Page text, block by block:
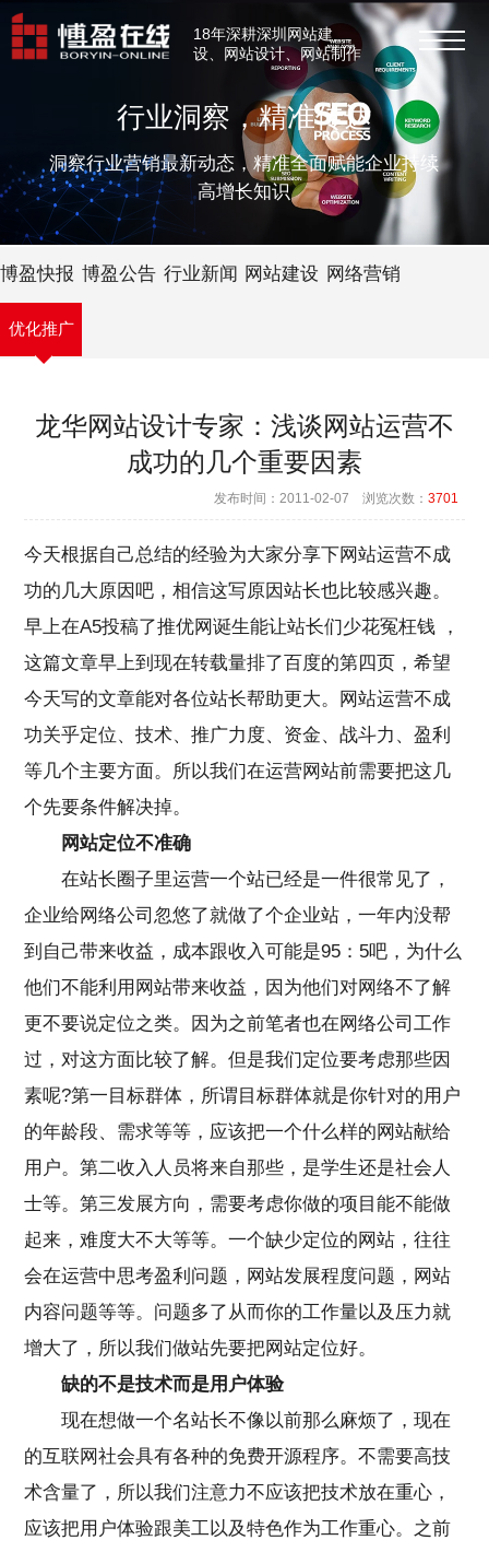
18年深耕深圳网站建
设、网站设计、网站制作
行业洞察，精准传达
洞察行业营销最新动态，精准全面赋能企业持续
高增长知识
博盈快报 博盈公告 行业新闻 网站建设 网络营销
优化推广
龙华网站设计专家：浅谈网站运营不
成功的几个重要因素
发布时间：2011-02-07 浏览次数： 3701
今天根据自己总结的经验为大家分享下网站运营不成
功的几大原因吧，相信这写原因站长也比较感兴趣。
早上在A5投稿了推优网诞生能让站长们少花冤枉钱 ，
这篇文章早上到现在转载量排了百度的第四页，希望
今天写的文章能对各位站长帮助更大。网站运营不成
功关乎定位、技术、推广力度、资金、战斗力、盈利
等几个主要方面。所以我们在运营网站前需要把这几
个先要条件解决掉。
网站定位不准确
在站长圈子里运营一个站已经是一件很常见了，
企业给网络公司忽悠了就做了个企业站，一年内没帮
到自己带来收益，成本跟收入可能是95：5吧，为什么
他们不能利用网站带来收益，因为他们对网络不了解
更不要说定位之类。因为之前笔者也在网络公司工作
过，对这方面比较了解。但是我们定位要考虑那些因
素呢?第一目标群体，所谓目标群体就是你针对的用户
的年龄段、需求等等，应该把一个什么样的网站献给
用户。第二收入人员将来自那些，是学生还是社会人
士等。第三发展方向，需要考虑你做的项目能不能做
起来，难度大不大等等。一个缺少定位的网站，往往
会在运营中思考盈利问题，网站发展程度问题，网站
内容问题等等。问题多了从而你的工作量以及压力就
增大了，所以我们做站先要把网站定位好。
缺的不是技术而是用户体验
现在想做一个名站长不像以前那么麻烦了，现在
的互联网社会具有各种的免费开源程序。不需要高技
术含量了，所以我们注意力不应该把技术放在重心，
应该把用户体验跟美工以及特色作为工作重心。之前